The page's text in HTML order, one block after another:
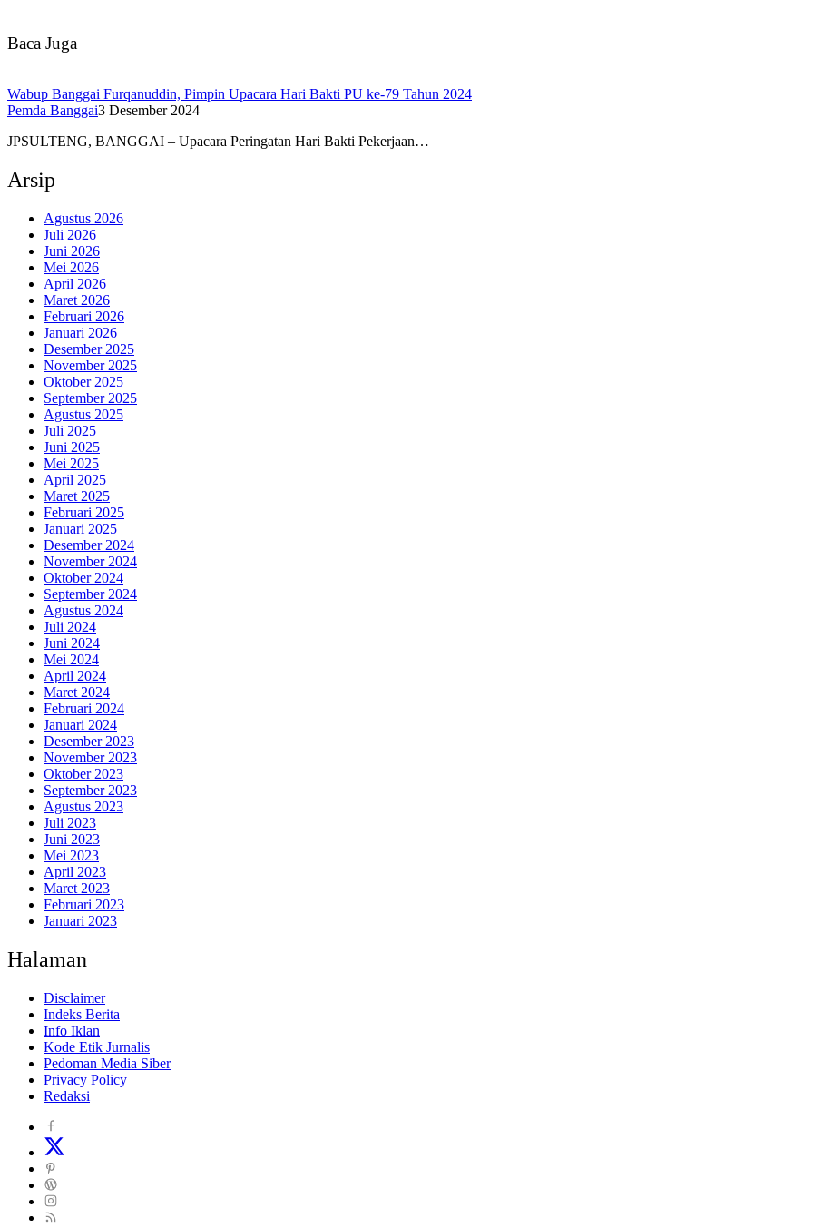
Baca Juga
Wabup Banggai Furqanuddin, Pimpin Upacara Hari Bakti PU ke-79 Tahun 2024
Pemda Banggai3 Desember 2024
JPSULTENG, BANGGAI – Upacara Peringatan Hari Bakti Pekerjaan…
Arsip
Agustus 2026
Juli 2026
Juni 2026
Mei 2026
April 2026
Maret 2026
Februari 2026
Januari 2026
Desember 2025
November 2025
Oktober 2025
September 2025
Agustus 2025
Juli 2025
Juni 2025
Mei 2025
April 2025
Maret 2025
Februari 2025
Januari 2025
Desember 2024
November 2024
Oktober 2024
September 2024
Agustus 2024
Juli 2024
Juni 2024
Mei 2024
April 2024
Maret 2024
Februari 2024
Januari 2024
Desember 2023
November 2023
Oktober 2023
September 2023
Agustus 2023
Juli 2023
Juni 2023
Mei 2023
April 2023
Maret 2023
Februari 2023
Januari 2023
Halaman
Disclaimer
Indeks Berita
Info Iklan
Kode Etik Jurnalis
Pedoman Media Siber
Privacy Policy
Redaksi